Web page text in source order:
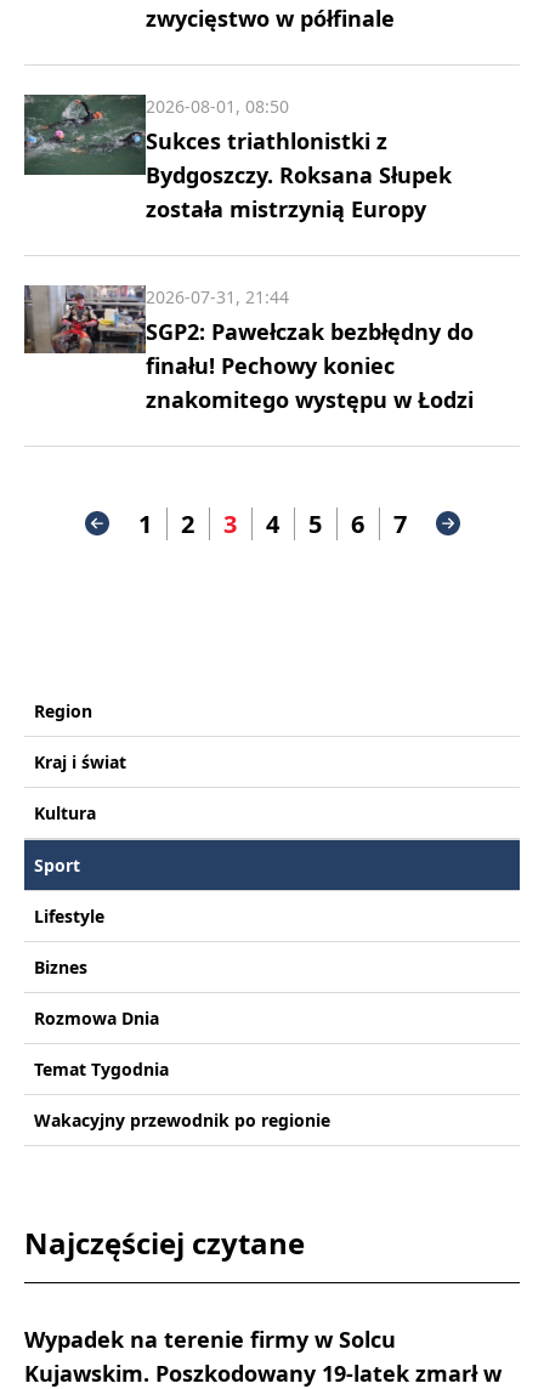
zwycięstwo w półfinale
Sukces triathlonistki z
Bydgoszczy. Roksana Słupek
została mistrzynią Europy
2026-08-01, 08:50
SGP2: Pawełczak bezbłędny do
finału! Pechowy koniec
znakomitego występu w Łodzi
2026-07-31, 21:44
1 2 3 4 5 6 7
Region
Kraj i świat
Kultura
Sport
Lifestyle
Biznes
Rozmowa Dnia
Temat Tygodnia
Wakacyjny przewodnik po regionie
Najczęściej czytane
Wypadek na terenie firmy w Solcu
Kujawskim. Poszkodowany 19-latek zmarł w